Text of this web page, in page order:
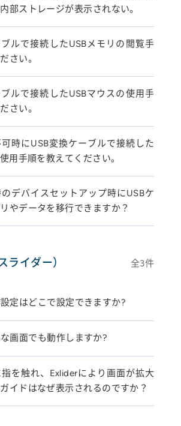
部ストレージが表示されない。
ルで接続したUSBメモリの閲覧手
さい。
ルで接続したUSBマウスの使用手
さい。
時にUSB変換ケーブルで接続した
用手順を教えてください。
デバイスセットアップ時にUSBケ
やデータを移行できますか？
ライダー） 全3件
定はどこで設定できますか?
画面でも動作しますか?
を触れ、Exliderにより画面が拡大
イドはなぜ表示されるのですか？